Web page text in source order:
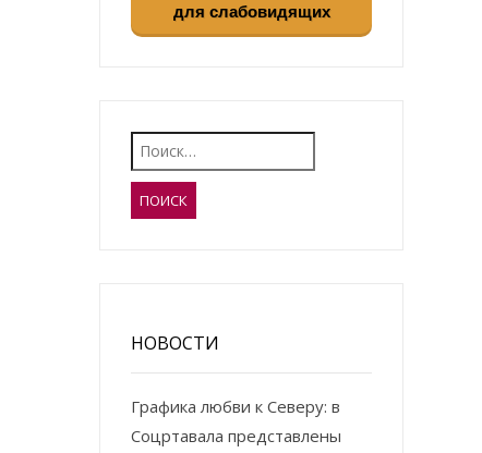
для слабовидящих
Найти:
НОВОСТИ
Графика любви к Северу: в
Соцртавала представлены